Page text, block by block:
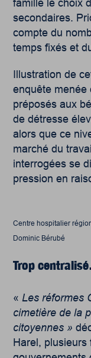
famille le choix
secondaires.
compte du
temps fixés et
Illustration de
enquête menée
préposés aux
de détresse
alors que ce
marché du
interrogées se
pression en
Centre hospitalier
Dominic Bérubé
Trop
«Les réformes
cimetière de la
citoyennes »
Harel,